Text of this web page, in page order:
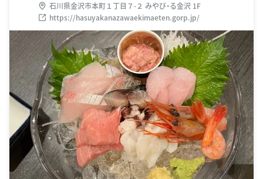
石川県金沢市本町１丁目７-２ みやび・る金沢 1F
https://hasuyakanazawaekimaeten.gorp.jp/